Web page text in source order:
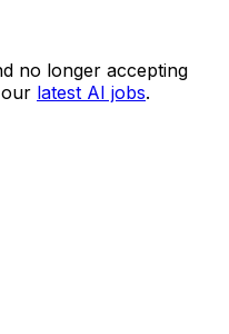
no longer accepting
latest AI jobs.